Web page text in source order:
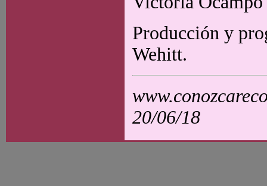
Producción y
Wehitt.
20/06/18